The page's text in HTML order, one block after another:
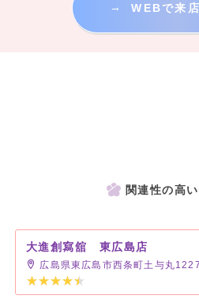
→ WEBで来
関連性の高
大進創寫舘 東広島店
広島県東広島市西条町土与丸